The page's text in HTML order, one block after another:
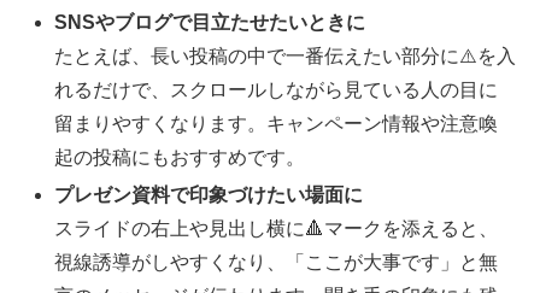
SNSやブログで目立たせたいときに
たとえば、長い投稿の中で一番伝えたい部分に⚠️を入
れるだけで、スクロールしながら見ている人の目に
留まりやすくなります。キャンペーン情報や注意喚
起の投稿にもおすすめです。
プレゼン資料で印象づけたい場面に
スライドの右上や見出し横に🔺マークを添えると、
視線誘導がしやすくなり、「ここが大事です」と無